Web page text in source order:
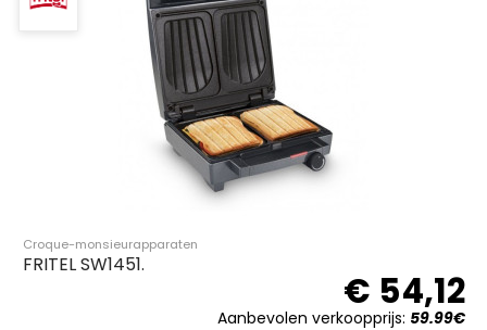
Croque-monsieurapparaten
FRITEL SW1451.
€ 54,12
Aanbevolen verkoopprijs: 59.99€